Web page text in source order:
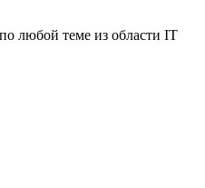
любой теме из области IT